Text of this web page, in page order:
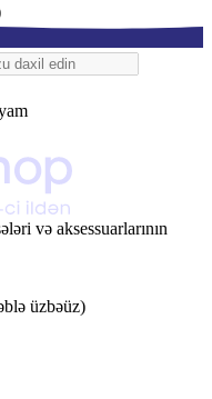
və aksessuarlarının
üzbəüz)